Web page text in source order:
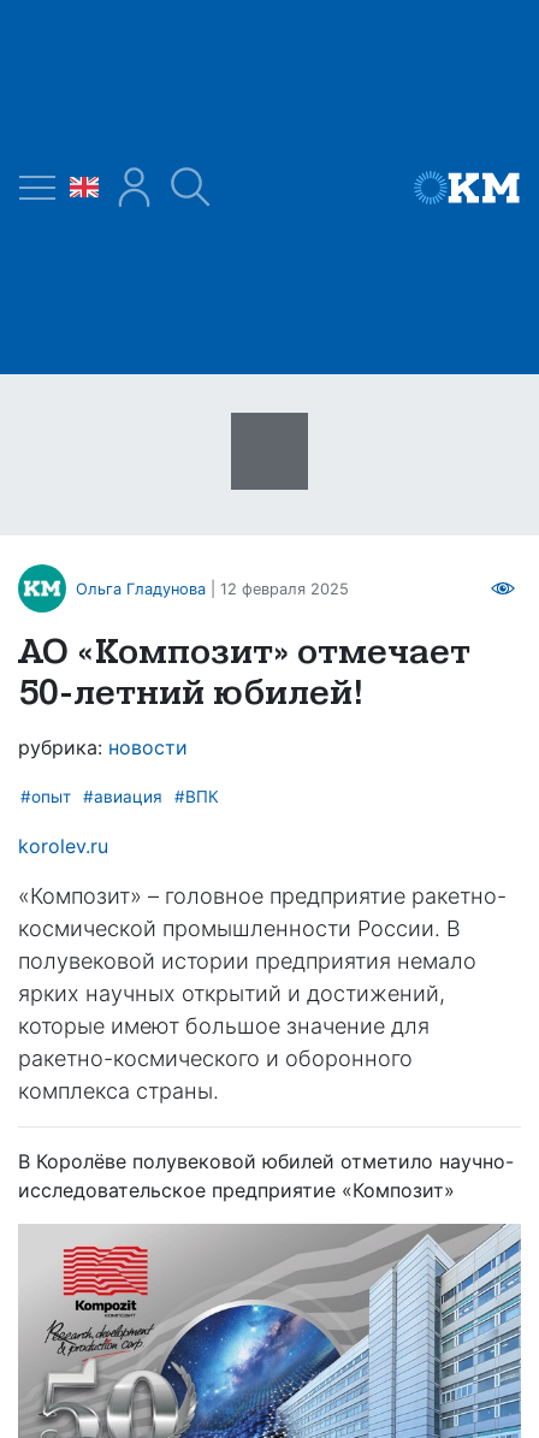
Ольга Гладунова | 12 февраля 2025
АО «Композит» отмечает
50-летний юбилей!
рубрика: новости
#опыт #авиация #ВПК
korolev.ru
«Композит» – головное предприятие ракетно-
космической промышленности России. В
полувековой истории предприятия немало
ярких научных открытий и достижений,
которые имеют большое значение для
ракетно-космического и оборонного
комплекса страны.
В Королёве полувековой юбилей отметило научно-
исследовательское предприятие «Композит»